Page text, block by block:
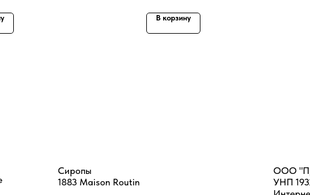
В корзину
Сиропы
1883 Maison Routin
ООО
УНП